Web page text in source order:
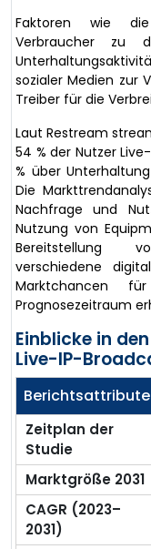
Faktoren wie
Verbraucher zu
sozialer Medien zur
Treiber für die
Laut Restream
54 % der Nutzer
% über
Die
Nachfrage und
Nutzung von
Bereitstellung
verschiedene
Marktchancen
Prognosezeitraum
Einblicke in
Live-IP-
Berichtsattribute
Zeitplan der
Studie
Marktgröße 2031
CAGR (2023–
2031)